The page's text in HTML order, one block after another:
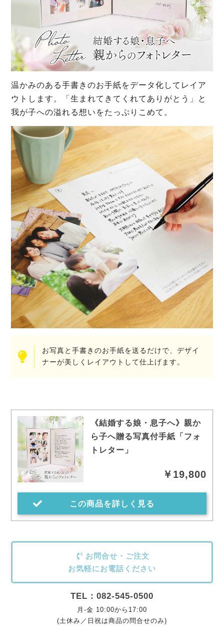
温かみのある手書きのお手紙をデータ化してレイア
ウトします。「生まれてきてくれてありがとう」と
我が子への溢れる想いをたっぷりこめて。
お写真と手書きのお手紙を送るだけで、デザイ
ナーが美しくレイアウトして仕上げます。
《結婚する娘・息子へ》親か
ら子へ贈る写真付手紙「フォ
トレター」
￥19,800
この商品を詳しく見る
お問合せ・ご注文
お気軽にお電話ください
TEL：082-545-0500
月-金 10:00から17:00
(土休み／日祝は商品の問合せのみ)